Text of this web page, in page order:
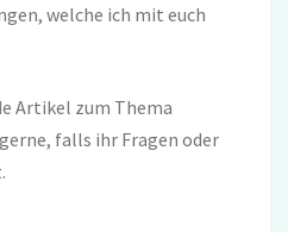
welche ich mit euch
Artikel zum Thema
falls ihr Fragen oder